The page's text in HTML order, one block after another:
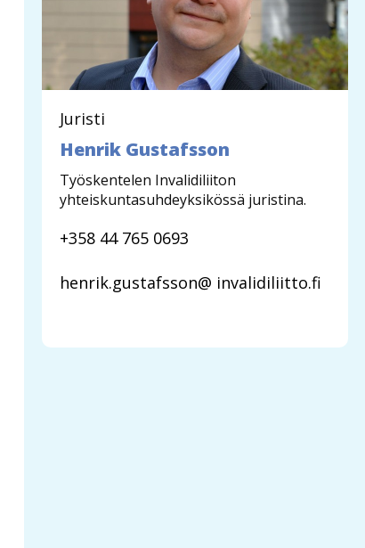
Juristi
Henrik Gustafsson
Työskentelen Invalidiliiton
yhteiskuntasuhdeyksikössä juristina.
+358 44 765 0693
henrik.gustafsson@ invalidiliitto.fi